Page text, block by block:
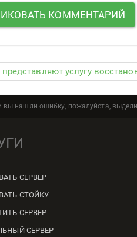
представляют услугу
вы нашли ошибку, пожалуйста,
СЕРВЕР
СТОЙКУ
СЕРВЕР
СЕРВЕР